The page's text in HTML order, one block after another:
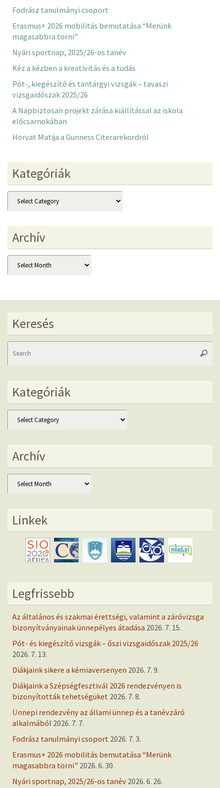
Fodrász tanulmányi csoport
Erasmus+ 2026 mobilitás bemutatása “Merünk
magasabbra törni”
Nyári sportnap, 2025/26-os tanév
Kéz a kézben a kreativitás és a tudás
Pót-, kiegészítő és tantárgyi vizsgák – tavaszi
vizsgaidőszak 2025/26
A Napbiztosan projekt zárása kiállítással az iskola
előcsarnokában
Horvat Matija a Gunness Citerarekordról
Kategóriák
Kategóriák
Archív
Archív
Keresés
Kategóriák
Kategóriák
Archív
Archív
Linkek
Legfrissebb
Az általános és szakmai érettségi, valamint a záróvizsga
bizonyítványainak ünnepélyes átadása 2026. 7. 15.
Pót- és kiegészítő vizsgák – őszi vizsgaidőszak 2025/26
2026. 7. 13.
Diákjaink sikere a kémiaversenyen 2026. 7. 9.
Diákjaink a Szépségfesztivál 2026 rendezvényen is
bizonyították tehetségüket 2026. 7. 8.
Ünnepi rendezvény az állami ünnep és a tanévzáró
alkalmából 2026. 7. 7.
Fodrász tanulmányi csoport 2026. 7. 3.
Erasmus+ 2026 mobilitás bemutatása “Merünk
magasabbra törni” 2026. 6. 30.
Nyári sportnap, 2025/26-os tanév 2026. 6. 26.